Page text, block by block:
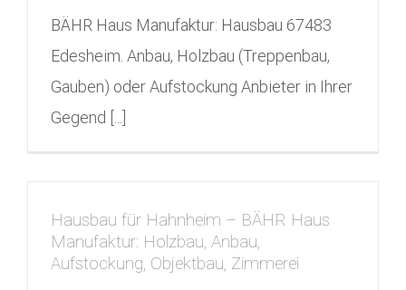
BÄHR Haus Manufaktur: Hausbau 67483
Edesheim. Anbau, Holzbau (Treppenbau,
Gauben) oder Aufstockung Anbieter in Ihrer
Gegend [...]
Hausbau für Hahnheim – BÄHR Haus
Manufaktur: Holzbau, Anbau,
Aufstockung, Objektbau, Zimmerei